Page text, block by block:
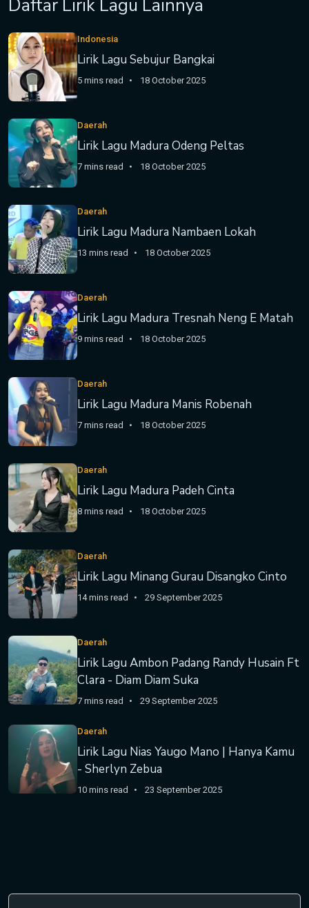
Daftar Lirik Lagu Lainnya
Indonesia
Lirik Lagu Sebujur Bangkai
5 mins read 18 October 2025
Daerah
Lirik Lagu Madura Odeng Peltas
7 mins read 18 October 2025
Daerah
Lirik Lagu Madura Nambaen Lokah
13 mins read 18 October 2025
Daerah
Lirik Lagu Madura Tresnah Neng E Matah
9 mins read 18 October 2025
Daerah
Lirik Lagu Madura Manis Robenah
7 mins read 18 October 2025
Daerah
Lirik Lagu Madura Padeh Cinta
8 mins read 18 October 2025
Daerah
Lirik Lagu Minang Gurau Disangko Cinto
14 mins read 29 September 2025
Daerah
Lirik Lagu Ambon Padang Randy Husain Ft
Clara - Diam Diam Suka
7 mins read 29 September 2025
Daerah
Lirik Lagu Nias Yaugo Mano | Hanya Kamu
- Sherlyn Zebua
10 mins read 23 September 2025